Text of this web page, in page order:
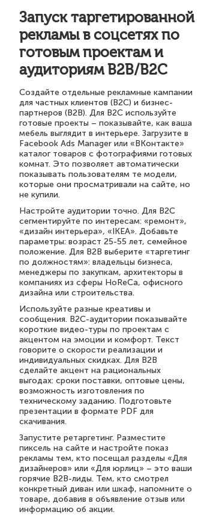
Запуск таргетированной
рекламы в соцсетях по
готовым проектам и
аудиториям B2B/B2C
Создайте отдельные рекламные кампании
для частных клиентов (B2C) и бизнес-
партнеров (B2B). Для B2C используйте
готовые проекты – показывайте, как ваша
мебель выглядит в интерьере. Загрузите в
Facebook Ads Manager или «ВКонтакте»
каталог товаров с фотографиями готовых
комнат. Это позволяет автоматически
показывать пользователям те модели,
которые они просматривали на сайте, но
не купили.
Настройте аудитории точно. Для B2C
сегментируйте по интересам: «ремонт»,
«дизайн интерьера», «IKEA». Добавьте
параметры: возраст 25-55 лет, семейное
положение. Для B2B выберите «таргетинг
по должностям»: владельцы бизнеса,
менеджеры по закупкам, архитекторы в
компаниях из сферы HoReCa, офисного
дизайна или строительства.
Используйте разные креативы и
сообщения. B2C-аудитории показывайте
короткие видео-туры по проектам с
акцентом на эмоции и комфорт. Текст
говорите о скорости реализации и
индивидуальных скидках. Для B2B
сделайте акцент на рациональных
выгодах: сроки поставки, оптовые цены,
возможность изготовления по
техническому заданию. Подготовьте
презентации в формате PDF для
скачивания.
Запустите ретаргетинг. Разместите
пиксель на сайте и настройте показ
рекламы тем, кто посещал разделы «Для
дизайнеров» или «Для юрлиц» – это ваши
горячие B2B-лиды. Тем, кто смотрел
конкретный диван или шкаф, напомните о
товаре, добавив в объявление отзыв или
информацию об акции.